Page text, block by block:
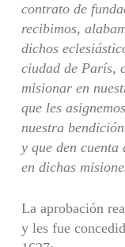
contrato de
recibimos,
dichos
ciudad de París,
misionar en
que les
nuestra
y que den cuenta
en dichas
La aprobación
y les fue